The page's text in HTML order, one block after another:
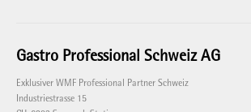
Gastro Professional Schweiz AG
Exklusiver WMF Professional Partner Schweiz
Industriestrasse 15